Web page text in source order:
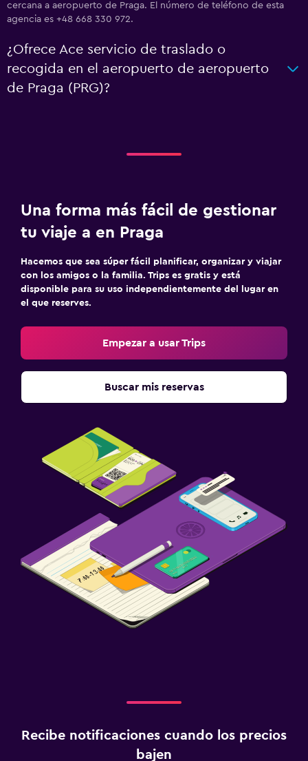
cercana a aeropuerto de Praga. El número de teléfono de esta
agencia es +48 668 330 972.
¿Ofrece Ace servicio de traslado o
recogida en el aeropuerto de aeropuerto
de Praga (PRG)?
Una forma más fácil de gestionar
tu viaje a en Praga
Hacemos que sea súper fácil planificar, organizar y viajar
con los amigos o la familia. Trips es gratis y está
disponible para su uso independientemente del lugar en
el que reserves.
Empezar a usar Trips
Buscar mis reservas
Recibe notificaciones cuando los precios
bajen